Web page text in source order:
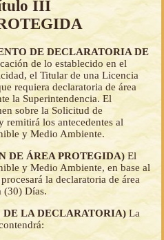
III
DE DECLARATORIA DE
de lo establecido en el
el Titular de una Licencia
requiera declaratoria de área
la Superintendencia. El
sobre la Solicitud de
remitirá los antecedentes al
y Medio Ambiente.
DE ÁREA PROTEGIDA) El
y Medio Ambiente, en base al
la declaratoria de área
(30) Días.
DE LA DECLARATORIA) La